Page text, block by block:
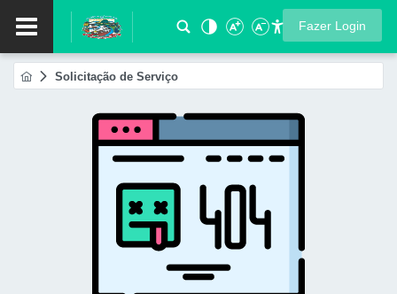
Fazer Login
Solicitação de Serviço